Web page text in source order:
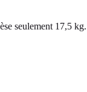
seulement 17,5 kg.